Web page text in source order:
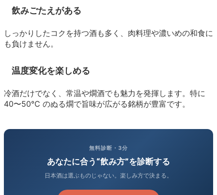
飲みごたえがある
しっかりしたコクを持つ酒も多く、肉料理や濃いめの和食に
も負けません。
温度変化を楽しめる
冷酒だけでなく、常温や燗酒でも魅力を発揮します。特に
40〜50℃ のぬる燗で旨味が広がる銘柄が豊富です。
無料診断・3分
あなたに合う“飲み方”を診断する
日本酒は選ぶものじゃない。楽しみ方で決まる。